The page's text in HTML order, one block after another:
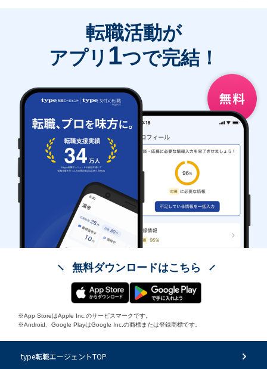
転職活動が
アプリ 1つで完結！
無料ダウンロードはこちら
※App StoreはApple Inc.のサービスマークです。
※Android、Google PlayはGoogle Inc.の商標または登録商標です。
type転職エージェントTOP